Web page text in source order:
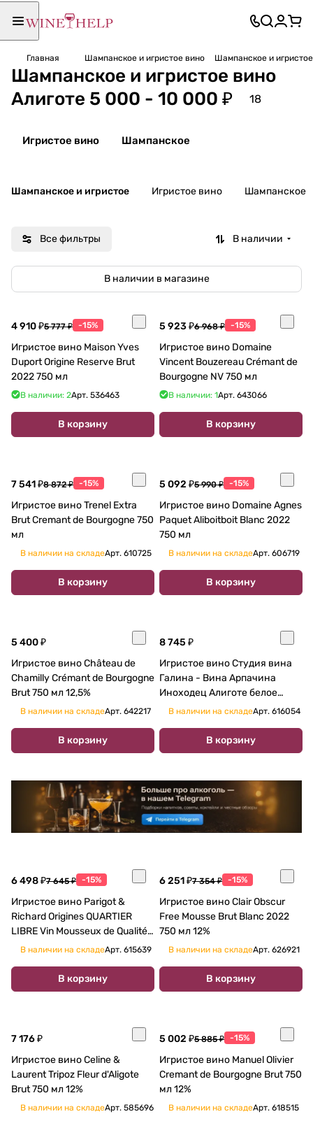
Главная Шампанское и игристое вино Шампанское и
Шампанское и игристое вино
Алиготе 5 000 - 10 000 ₽
18
Игристое вино Шампанское
Шампанское и игристое Игристое вино Шампанское
Все фильтры В наличии
В наличии в магазине
4 910 ₽5 777 ₽ -15%
Игристое вино Maison Yves
Duport Origine Reserve Brut
2022 750 мл
В наличии: 2Арт. 536463
В корзину
5 923 ₽6 968 ₽ -15%
Игристое вино Domaine
Vincent Bouzereau Crémant de
Bourgogne NV 750 мл
В наличии: 1Арт. 643066
В корзину
7 541 ₽8 872 ₽ -15%
Игристое вино Trenel Extra
Brut Cremant de Bourgogne 750
мл
В наличии на складеАрт. 610725
В корзину
5 092 ₽5 990 ₽ -15%
Игристое вино Domaine Agnes
Paquet Aliboitboit Blanc 2022
750 мл
В наличии на складеАрт. 606719
В корзину
5 400 ₽
Игристое вино Château de
Chamilly Crémant de Bourgogne
Brut 750 мл 12,5%
В наличии на складеАрт. 642217
В корзину
8 745 ₽
Игристое вино Студия вина
Галина - Вина Арпачина
Иноходец Алиготе белое
брют 2021 750 мл 12,5 %
В наличии на складеАрт. 616054
В корзину
6 498 ₽7 645 ₽ -15%
Игристое вино Parigot &
Richard Origines QUARTIER
LIBRE Vin Mousseux de Qualité
Extra Brut 2020 750 мл 12 %
В наличии на складеАрт. 615639
В корзину
6 251 ₽7 354 ₽ -15%
Игристое вино Clair Obscur
Free Mousse Brut Blanc 2022
750 мл 12%
В наличии на складеАрт. 626921
В корзину
7 176 ₽
Игристое вино Celine &
Laurent Tripoz Fleur d'Aligote
Brut 750 мл 12%
В наличии на складеАрт. 585696
5 002 ₽5 885 ₽ -15%
Игристое вино Manuel Olivier
Cremant de Bourgogne Brut 750
мл 12%
В наличии на складеАрт. 618515